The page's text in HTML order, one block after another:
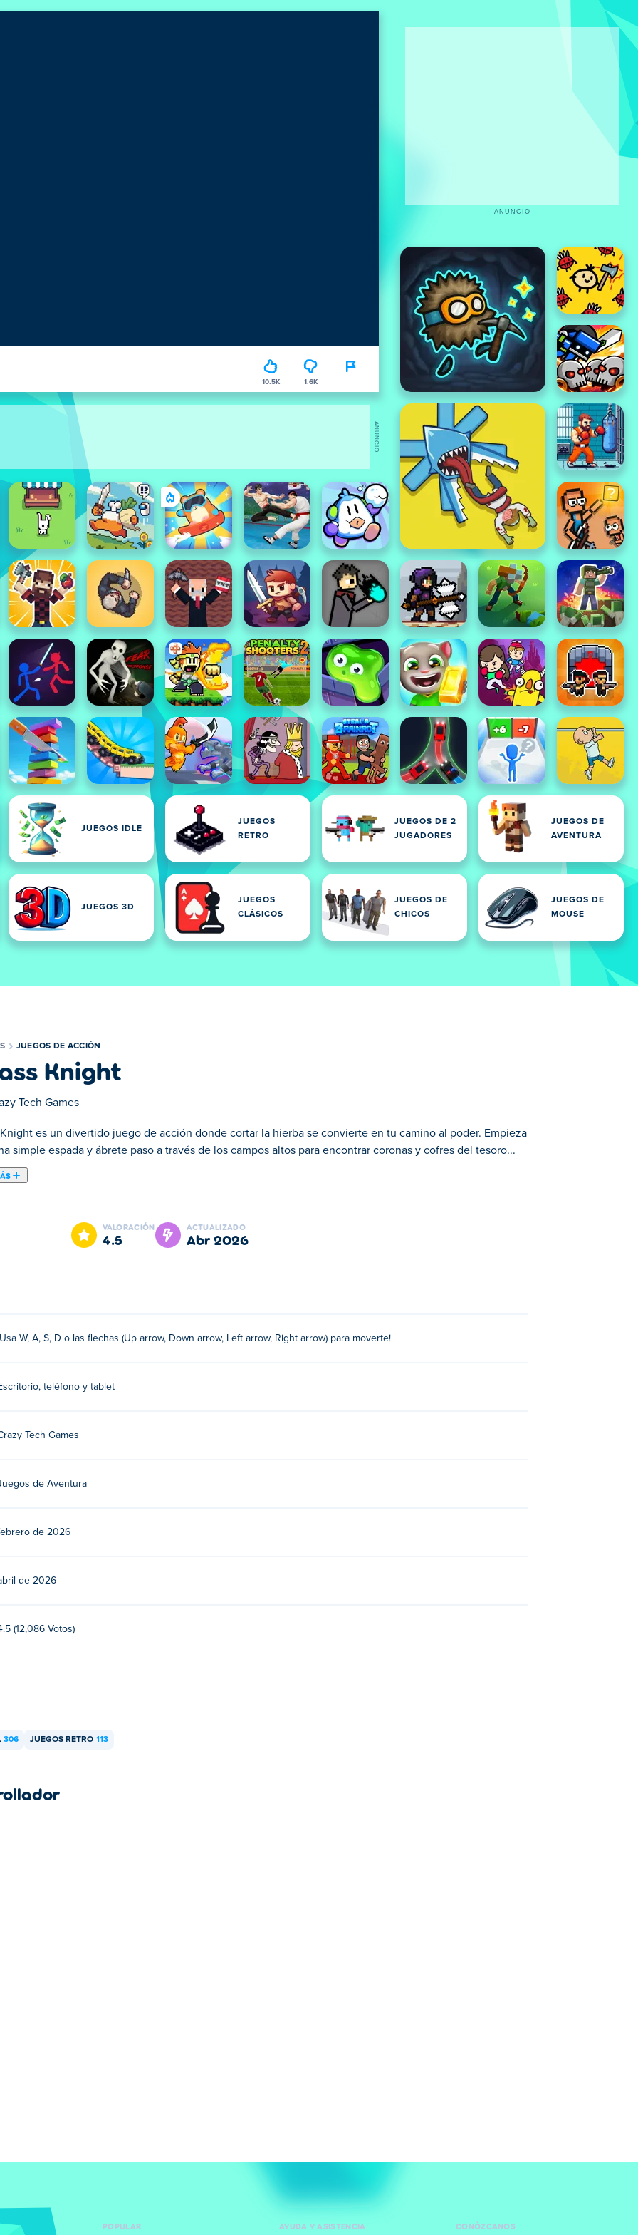
10.5K 1.6K
JUEGOS IDLE
JUEGOS
RETRO
JUEGOS DE 2
JUGADORES
JUEGOS DE
AVENTURA
JUEGOS 3D
JUEGOS
CLÁSICOS
JUEGOS DE
CHICOS
JUEGOS DE
MOUSE
ANUNCIO
ANUNCIO
JUEGOS DE ACCIÓN
Knight
Tech Games
Knight es un divertido juego de acción donde cortar la hierba se convierte en tu camino al poder. Empieza
simple espada y ábrete paso a través de los campos altos para encontrar coronas y cofres del tesoro...
donde cortar la hierba se convierte en tu camino al poder. Empieza con una simple espada y ábrete
golpe sea más fuerte que el anterior. Puede parecer fácil, pero limpiar todo el campo requiere
caballero. ¿Listo para afilar tu espada y conquistar la hierba?
y dispositivos móviles como teléfonos y tabletas.
VALORACIÓN
4.5
ACTUALIZADO
abr 2026
W, A, S, D o las flechas (Up arrow, Down arrow, Left arrow, Right arrow) para moverte!
teléfono y tablet
Tech Games
de Aventura
de 2026
de 2026
(12,086 Votos)
306 JUEGOS RETRO 113
POPULAR AYUDA Y ASISTENCIA CONÓZCANOS